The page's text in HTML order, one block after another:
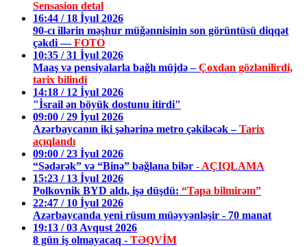
Sensasion detal
16:44 / 18 İyul 2026
90-cı illərin məşhur müğənnisinin son görüntüsü diqqət
çəkdi —FOTO
10:35 / 31 İyul 2026
Maaş və pensiyalarla bağlı müjdə –Çoxdan gözlənilirdi,
tarix bilindi
14:18 / 12 İyul 2026
"İsrail ən böyük dostunu itirdi"
09:00 / 29 İyul 2026
Azərbaycanın iki şəhərinə metro çəkiləcək –Tarix
açıqlandı
09:00 / 23 İyul 2026
“Sədərək” və “Binə” bağlana bilər - AÇIQLAMA
15:23 / 13 İyul 2026
Polkovnik BYD aldı, işə düşdü: “Tapa bilmirəm”
22:47 / 10 İyul 2026
Azərbaycanda yeni rüsum müəyyənləşir - 70 manat
19:13 / 03 Avqust 2026
8 gün iş olmayacaq - TƏQVİM